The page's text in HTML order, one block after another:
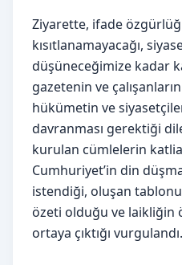
Ziyarette, ifade
kısıtlanamayacağı,
düşüneceğimize kadar
gazetenin ve
hükümetin ve
davranması gerektiği
kurulan cümlelerin
Cumhuriyet’in din
istendiği, oluşan
özeti olduğu ve laikliğin
ortaya çıktığı vurgulandı.